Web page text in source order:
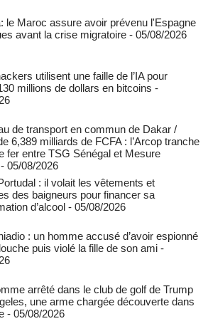
le Maroc assure avoir prévenu l'Espagne
avant la crise migratoire - 05/08/2026
utilisent une faille de l’IA pour
millions de dollars en bitcoins -
de transport en commun de Dakar /
6,389 milliards de FCFA : l’Arcop tranche
fer entre TSG Sénégal et Mesure
- 05/08/2026
: il volait les vêtements et
des baigneurs pour financer sa
d’alcool - 05/08/2026
: un homme accusé d’avoir espionné
puis violé la fille de son ami -
arrêté dans le club de golf de Trump
une arme chargée découverte dans
- 05/08/2026